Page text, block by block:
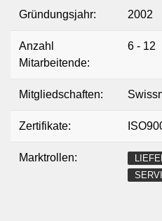
Gründungsjahr: 2002
Anzahl
Mitarbeitende:
6 - 12
Mitgliedschaften:
Zertifikate:
Marktrollen: